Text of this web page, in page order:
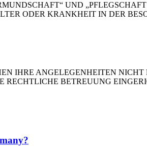
UND
ODER KRANKHEIT IN DER
IHRE ANGELEGENHEITEN
RECHTLICHE BETREUUNG